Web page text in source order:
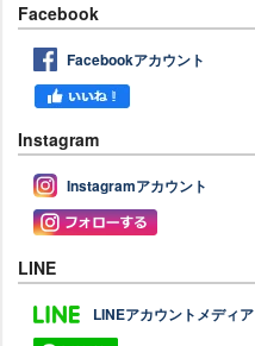
Facebook
Facebookアカウント
Instagram
Instagramアカウント
LINE
LINEアカウントメディア